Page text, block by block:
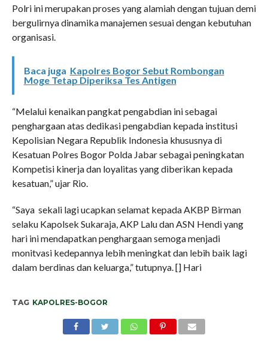
Polri ini merupakan proses yang alamiah dengan tujuan demi
bergulirnya dinamika manajemen sesuai dengan kebutuhan
organisasi.
Baca juga Kapolres Bogor Sebut Rombongan
Moge Tetap Diperiksa Tes Antigen
“Melalui kenaikan pangkat pengabdian ini sebagai
penghargaan atas dedikasi pengabdian kepada institusi
Kepolisian Negara Republik Indonesia khususnya di
Kesatuan Polres Bogor Polda Jabar sebagai peningkatan
Kompetisi kinerja dan loyalitas yang diberikan kepada
kesatuan,” ujar Rio.
“Saya sekali lagi ucapkan selamat kepada AKBP Birman
selaku Kapolsek Sukaraja, AKP Lalu dan ASN Hendi yang
hari ini mendapatkan penghargaan semoga menjadi
monitvasi kedepannya lebih meningkat dan lebih baik lagi
dalam berdinas dan keluarga,” tutupnya. [] Hari
TAG KAPOLRES-BOGOR